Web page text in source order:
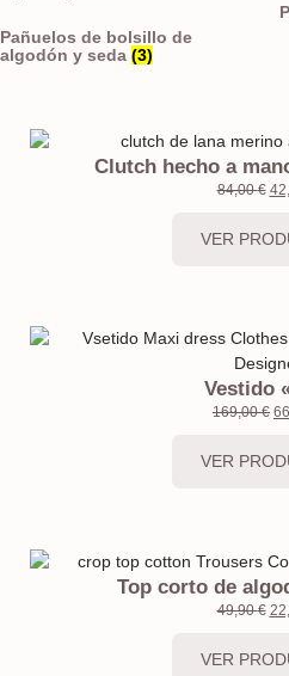
Pañuelos de bolsillo de
algodón y seda (3)
Clutch hecho a
84,00€
VER
Vestido
169,00€
VER
Top corto de
49,90€
VER